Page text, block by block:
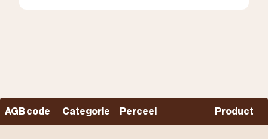
AGB code Categorie Perceel Product